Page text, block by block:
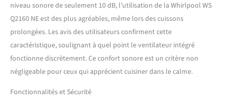
niveau sonore de seulement 10 dB, l’utilisation de la Whirlpool WS
Q2160 NE est des plus agréables, même lors des cuissons
prolongées. Les avis des utilisateurs confirment cette
caractéristique, soulignant à quel point le ventilateur intégré
fonctionne discrètement. Ce confort sonore est un critère non
négligeable pour ceux qui apprécient cuisiner dans le calme.
Fonctionnalités et Sécurité